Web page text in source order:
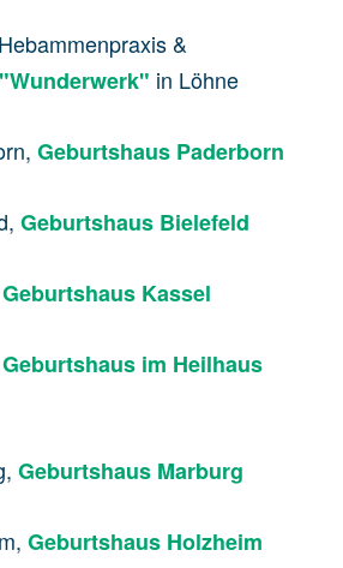
&
in Löhne
Geburtshaus Paderborn
Geburtshaus Bielefeld
Geburtshaus Kassel
Geburtshaus im Heilhaus
Geburtshaus Marburg
Geburtshaus Holzheim